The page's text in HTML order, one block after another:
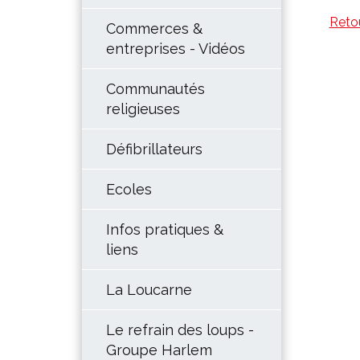
Commerces &
entreprises - Vidéos
Communautés
religieuses
Défibrillateurs
Ecoles
Infos pratiques &
liens
La Loucarne
Le refrain des loups -
Groupe Harlem